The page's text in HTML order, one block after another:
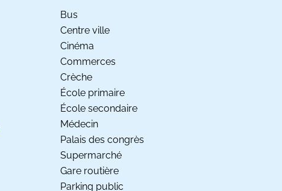
Bus
Centre ville
Cinéma
Commerces
Crèche
École primaire
École secondaire
Médecin
Palais des congrès
Supermarché
Gare routière
Parking public